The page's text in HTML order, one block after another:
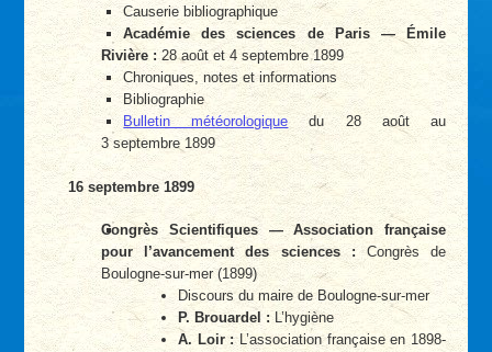
Causerie bibliographique
Académie des sciences de Paris — Émile
Rivière : 28 août et 4 septembre 1899
Chroniques, notes et informations
Bibliographie
Bulletin météorologique du 28 août au
3 septembre 1899
16 septembre 1899
Congrès Scientifiques — Association française
pour l’avancement des sciences :Congrès de
Boulogne-sur-mer (1899)
Discours du maire de Boulogne-sur-mer
P. Brouardel :L’hygiène
A. Loir :L’association française en 1898-